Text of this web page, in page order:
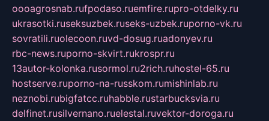
oooagrosnab.rufpodaso.ruemfire.rupro-otdelky.ru
ukrasotki.ruseksuzbek.ruseks-uzbek.ruporno-vk.ru
sovratili.ruolecoon.ruvd-dosug.ruadonyev.ru
rbc-news.ruporno-skvirt.rukrospr.ru
13autor-kolonka.rusormol.ru2rich.ruhostel-65.ru
hostserve.ruporno-na-russkom.rumishinlab.ru
neznobi.rubigfatcc.ruhabble.rustarbucksvia.ru
delfinet.rusilvernano.ruelestal.ruvektor-doroga.ru